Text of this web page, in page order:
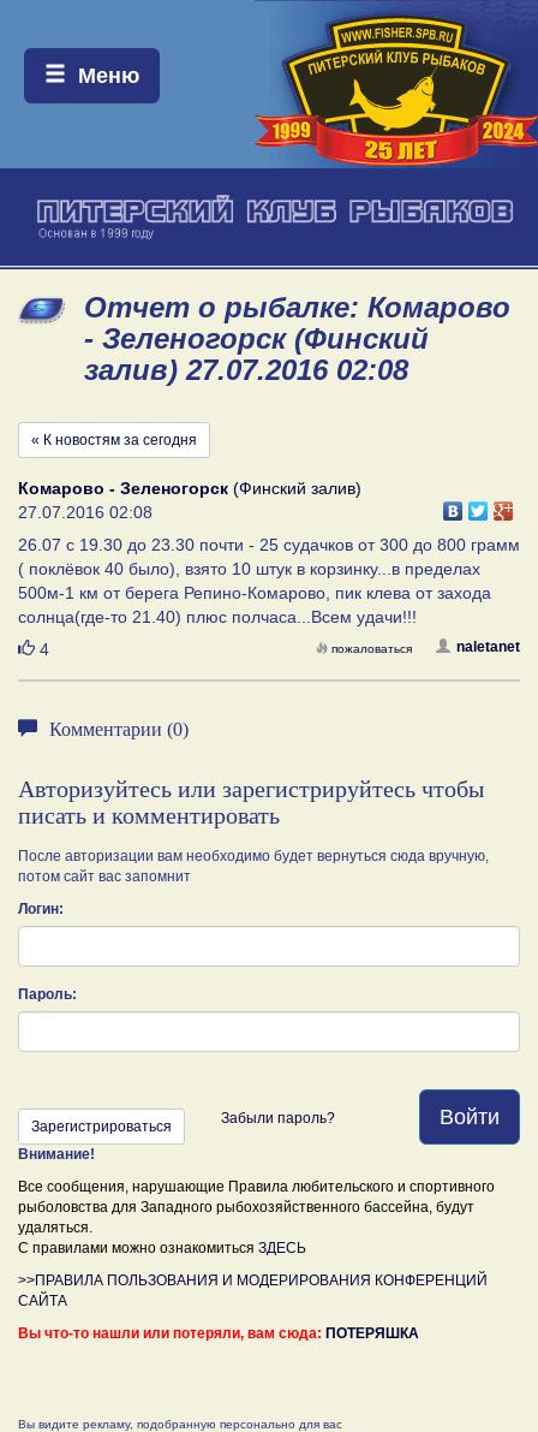
Меню:
Меню
Отчет о рыбалке: Комарово
- Зеленогорск (Финский
залив) 27.07.2016 02:08
« К новостям за сегодня
Комарово - Зеленогорск (Финский залив)
27.07.2016 02:08
26.07 с 19.30 до 23.30 почти - 25 судачков от 300 до 800 грамм
( поклёвок 40 было), взято 10 штук в корзинку...в пределах
500м-1 км от берега Репино-Комарово, пик клева от захода
солнца(где-то 21.40) плюс полчаса...Всем удачи!!!
Нравится
4 naletanet
пожаловаться
Комментарии (0)
Авторизуйтесь или зарегистрируйтесь чтобы
писать и комментировать
После авторизации вам необходимо будет вернуться сюда вручную,
потом сайт вас запомнит
Логин:
Пароль:
Войти
Зарегистрироваться Забыли пароль?
Внимание!
Все сообщения, нарушающие Правила любительского и спортивного
рыболовства для Западного рыбохозяйственного бассейна, будут
удаляться.
С правилами можно ознакомиться ЗДЕСЬ
>>ПРАВИЛА ПОЛЬЗОВАНИЯ И МОДЕРИРОВАНИЯ КОНФЕРЕНЦИЙ
САЙТА
Вы что-то нашли или потеряли, вам сюда: ПОТЕРЯШКА
Вы видите рекламу, подобранную персонально для вас